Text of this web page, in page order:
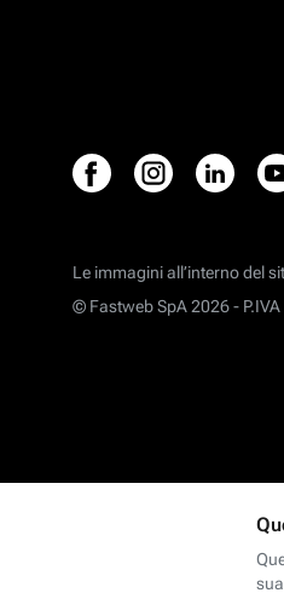
Le immagini all’interno del
© Fastweb SpA 2026 -